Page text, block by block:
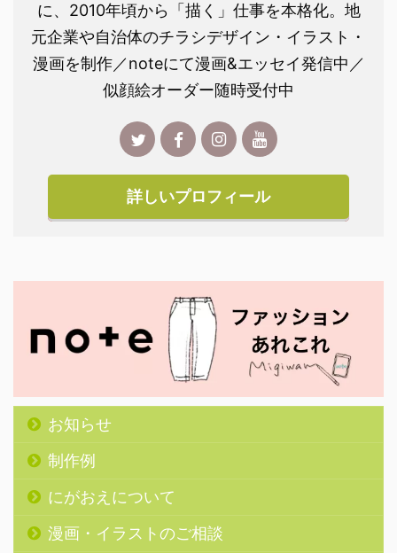
に、2010年頃から「描く」仕事を本格化。地
元企業や自治体のチラシデザイン・イラスト・
漫画を制作／noteにて漫画&エッセイ発信中／
似顔絵オーダー随時受付中
詳しいプロフィール
お知らせ
制作例
にがおえについて
漫画・イラストのご相談